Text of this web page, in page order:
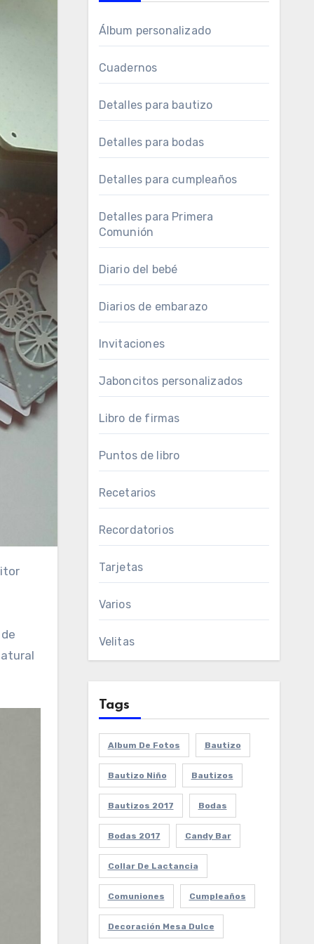
Álbum personalizado
Cuadernos
Detalles para bautizo
Detalles para bodas
Detalles para cumpleaños
Detalles para Primera
Comunión
Diario del bebé
Diarios de embarazo
Invitaciones
Jaboncitos personalizados
Libro de firmas
Puntos de libro
Recetarios
Recordatorios
Tarjetas
Varios
Velitas
Tags
Album De Fotos Bautizo
Bautizo Niño Bautizos
Bautizos 2017 Bodas
Bodas 2017 Candy Bar
Collar De Lactancia
Comuniones Cumpleaños
Decoración Mesa Dulce